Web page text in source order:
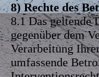
8) Rechte des
8.1 Das geltende
gegenüber dem
Verarbeitung
umfassende